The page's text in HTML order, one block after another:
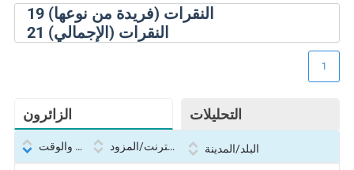
19 النقرات (فريدة من نوعها)
21 النقرات (الإجمالي)
الزائرون التحليلات
1
التاريخ والوقت بروتوكول الإنترنت/المزود البلد/المدينة